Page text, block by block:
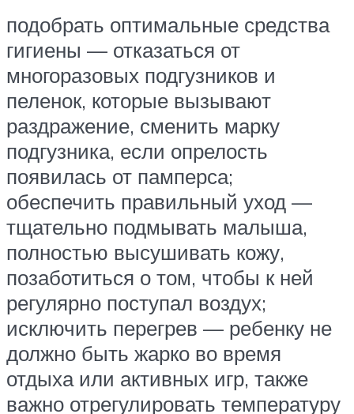
подобрать оптимальные средства
гигиены — отказаться от
многоразовых подгузников и
пеленок, которые вызывают
раздражение, сменить марку
подгузника, если опрелость
появилась от памперса;
обеспечить правильный уход —
тщательно подмывать малыша,
полностью высушивать кожу,
позаботиться о том, чтобы к ней
регулярно поступал воздух;
исключить перегрев — ребенку не
должно быть жарко во время
отдыха или активных игр, также
важно отрегулировать температуру